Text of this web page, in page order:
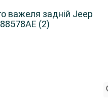
важеля задній Jeep
(2)